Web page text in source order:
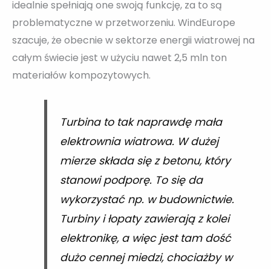
idealnie spełniają one swoją funkcję, za to są
problematyczne w przetworzeniu. WindEurope
szacuje, że obecnie w sektorze energii wiatrowej na
całym świecie jest w użyciu nawet 2,5 mln ton
materiałów kompozytowych.
Turbina to tak naprawdę mała
elektrownia wiatrowa. W dużej
mierze składa się z betonu, który
stanowi podporę. To się da
wykorzystać np. w budownictwie.
Turbiny i łopaty zawierają z kolei
elektronikę, a więc jest tam dość
dużo cennej miedzi, chociażby w